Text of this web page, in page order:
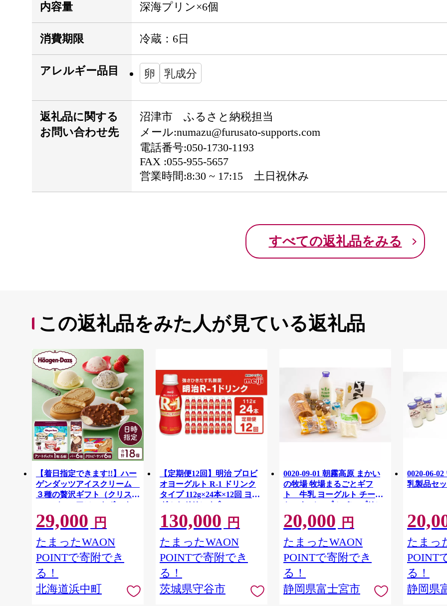
内容量 深海プリン×6個
消費期限 冷蔵：6日
アレルギー品目 卵 乳成分
返礼品に関する
お問い合わせ先
沼津市 ふるさと納税担当
メール:numazu@furusato-supports.com
電話番号:050-1730-1193
FAX :055-955-5657
営業時間:8:30 ~ 17:15 土日祝休み
すべての返礼品をみる
この返礼品をみた人が見ている返礼品
【着日指定できます!!】ハー
ゲンダッツアイスクリーム
３種の贅沢ギフト（クリスピ
ー・バー・アソートボック
ス）_H0016-123
29,000 円
たまったWAON
POINTで寄附でき
る！
北海道浜中町
【定期便12回】明治 プロビ
オヨーグルト R-1 ドリンク
タイプ 112g×24本×12回 ヨー
グルトドリンク◇
130,000 円
たまったWAON
POINTで寄附でき
る！
茨城県守谷市
0020-09-01 朝霧高原 まかい
の牧場 牧場まるごとギフ
ト 牛乳 ヨーグルト チーズ
ケーキ メープルパン プリン
チーズ ドーナツ
20,000 円
たまったWAON
POINTで寄附でき
る！
静岡県富士宮市
0020-06-
乳製品セ
たまっ
POINT
る！
静岡県